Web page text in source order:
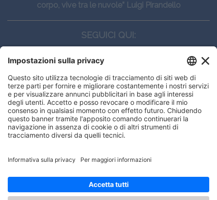
corpo, vive tra le nuvole” Luigi Pirandello
SEGUICI QUI:
CONTATTI
Edi.Ermes srl
Viale E. Forlanini, 21 - 20134, Milano
(+39)027021121
E-mail:eeinfo@eenet.it
ORARI
Lunedì — Giovedì: - 08:30 - 13:00 – 14:00 - 17:30
Venerdì: - 08:30 - 13:00 – 14:00 - 16:00
offrirti la migliore navigazione
OK